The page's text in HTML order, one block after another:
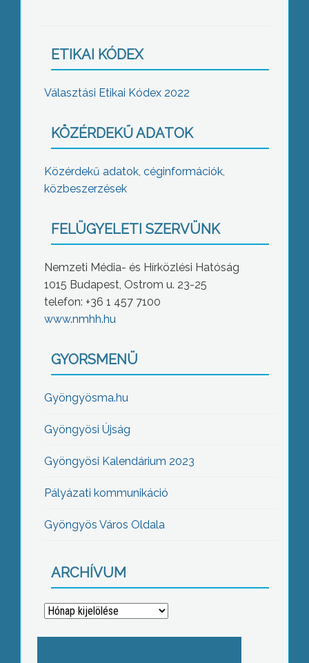
ETIKAI KÓDEX
Választási Etikai Kódex 2022
KÖZÉRDEKŰ ADATOK
Közérdekű adatok, céginformációk,
közbeszerzések
FELÜGYELETI SZERVÜNK
Nemzeti Média- és Hírközlési Hatóság
1015 Budapest, Ostrom u. 23-25
telefon: +36 1 457 7100
www.nmhh.hu
GYORSMENÜ
Gyöngyösma.hu
Gyöngyösi Újság
Gyöngyösi Kalendárium 2023
Pályázati kommunikáció
Gyöngyös Város Oldala
ARCHÍVUM
Archívum